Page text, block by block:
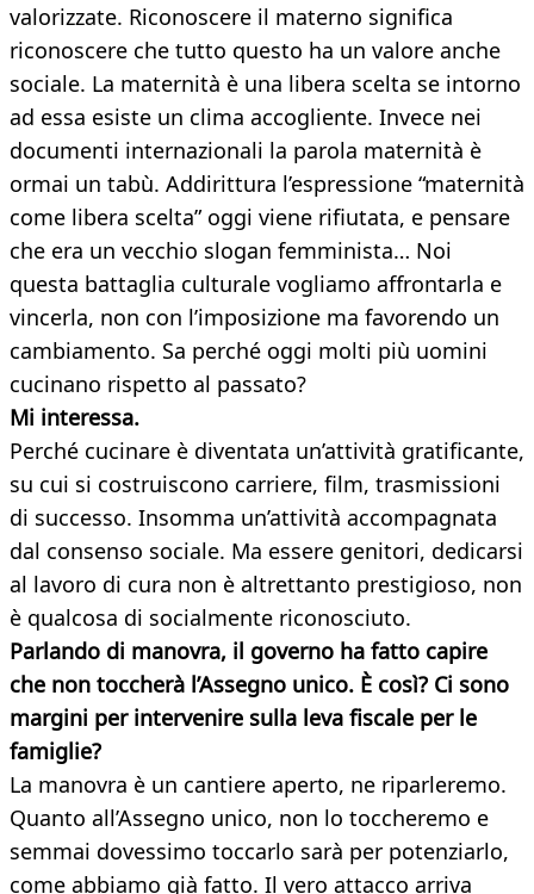
valorizzate. Riconoscere il materno significa
riconoscere che tutto questo ha un valore anche
sociale. La maternità è una libera scelta se intorno
ad essa esiste un clima accogliente. Invece nei
documenti internazionali la parola maternità è
ormai un tabù. Addirittura l’espressione “maternità
come libera scelta” oggi viene rifiutata, e pensare
che era un vecchio slogan femminista… Noi
questa battaglia culturale vogliamo affrontarla e
vincerla, non con l’imposizione ma favorendo un
cambiamento. Sa perché oggi molti più uomini
cucinano rispetto al passato?
Mi interessa.
Perché cucinare è diventata un’attività gratificante,
su cui si costruiscono carriere, film, trasmissioni
di successo. Insomma un’attività accompagnata
dal consenso sociale. Ma essere genitori, dedicarsi
al lavoro di cura non è altrettanto prestigioso, non
è qualcosa di socialmente riconosciuto.
Parlando di manovra, il governo ha fatto capire
che non toccherà l’Assegno unico. È così? Ci sono
margini per intervenire sulla leva fiscale per le
famiglie?
La manovra è un cantiere aperto, ne riparleremo.
Quanto all’Assegno unico, non lo toccheremo e
semmai dovessimo toccarlo sarà per potenziarlo,
come abbiamo già fatto. Il vero attacco arriva